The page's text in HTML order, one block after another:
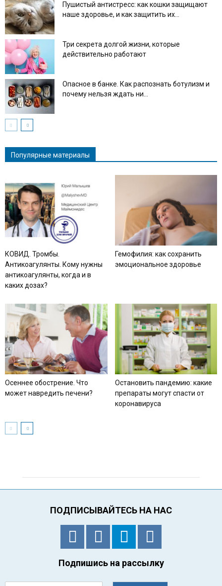
Пушистый антистресс: как кошки защищают
наше здоровье, и как защитить их...
Три секрета долгой жизни, которые
действительно работают
Опасное в банке. Как распознать ботулизм и
почему нельзя ждать ни...
Популярные материалы
КОВИД. Тромбы.
Антикоагулянты. Кому нужны
антикоагулянты, когда и в
каких дозах?
Гемофилия: как сохранить
эмоциональное здоровье
Осеннее обострение. Что
может навредить печени?
Остановить пандемию: какие
препараты могут спасти от
коронавируса
ПОДПИСЫВАЙТЕСЬ НА НАС
Подпишись на рассылку